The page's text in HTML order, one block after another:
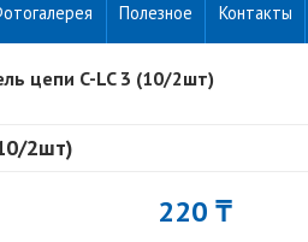
Полезное Контакты
цепи C-LC 3 (10/2шт)
2шт)
220 ₸